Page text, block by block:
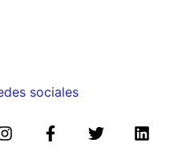
sociales